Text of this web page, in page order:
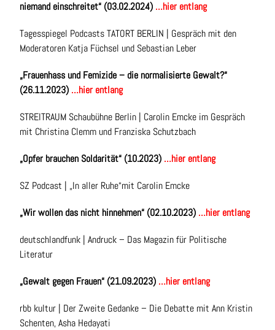
niemand einschreitet“ (03.02.2024) …hier entlang
Tagesspiegel Podcasts TATORT BERLIN | Gespräch mit den
Moderatoren Katja Füchsel und Sebastian Leber
„Frauenhass und Femizide – die normalisierte Gewalt?“
(26.11.2023) …hier entlang
STREITRAUM Schaubühne Berlin | Carolin Emcke im Gespräch
mit Christina Clemm und Franziska Schutzbach
„Opfer brauchen Soldarität“ (10.2023) …hier entlang
SZ Podcast | „In aller Ruhe“mit Carolin Emcke
„Wir wollen das nicht hinnehmen“ (02.10.2023) …hier entlang
deutschlandfunk | Andruck – Das Magazin für Politische
Literatur
„Gewalt gegen Frauen“ (21.09.2023) …hier entlang
rbb kultur | Der Zweite Gedanke – Die Debatte mit Ann Kristin
Schenten, Asha Hedayati